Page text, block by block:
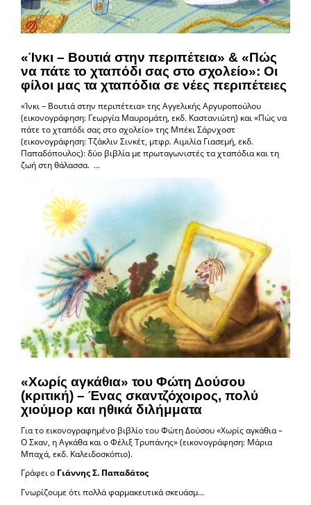
«Ίνκι – Βουτιά στην περιπέτεια» & «Πώς
να πάτε το χταπόδι σας στο σχολείο»: Οι
φίλοι μας τα χταπόδια σε νέες περιπέτειες
«Ίνκι – Βουτιά στην περιπέτεια» της Αγγελικής Αργυροπούλου
(εικονογράφηση: Γεωργία Μαυρομάτη, εκδ. Καστανιώτη) και «Πώς να
πάτε το χταπόδι σας στο σχολείο» της Μπέκι Σάρνχοστ
(εικονογράφηση: Τζάκλιν Σινκέτ, μτφρ. Αιμιλία Γιασεμή, εκδ.
Παπαδόπουλος): δύο βιβλία με πρωταγωνιστές τα χταπόδια και τη
ζωή στη θάλασσα. ...
«Χωρίς αγκάθια» του Φώτη Δούσου
(κριτική) – Ένας σκαντζόχοιρος, πολύ
χιούμορ και ηθικά διλήμματα
Για το εικονογραφημένο βιβλίο του Φώτη Δούσου «Χωρίς αγκάθια –
Ο Σκαν, η Αγκάθα και ο Φέλιξ Τρυπάνης» (εικονογράφηση: Μάρια
Μπαχά, εκδ. Καλειδοσκόπιο).
Γράφει ο Γιάννης Σ. Παπαδάτος
Γνωρίζουμε ότι πολλά φαρμακευτικά σκευάσμ...